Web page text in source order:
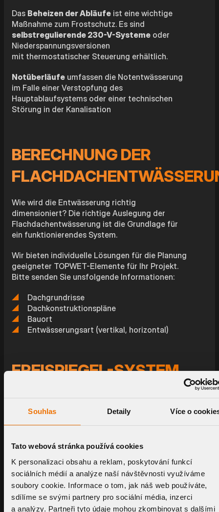
Souhlas Detaily Více o
Tato webová stránka používá cookies
K personalizaci obsahu a reklam, poskytování funkcí
sociálních médií a analýze naší návštěvnosti využíváme
soubory cookie. Informace o tom, jak náš web používáte,
sdílíme se svými partnery pro sociální média, inzerci
a analýzy. Partneři tyto údaje mohou zkombinovat s dalšími
Das Beheizen der Abläufe ist eine wichtige
Maßnahme zum Frostschutz. Es sind
selbstregulierende 230-V-Systeme oder
Niederspannungsversionen
mit thermostatischer Steuerung erhältlich.
Notüberläufe umfassen die Notentwässerung
im Falle einer Verstopfung des
Hauptablaufsystems oder einer technischen
Störung in der Kanalisation
BERECHNUNG DER
Wie wird die Entwässerung richtig
dimensioniert? Die richtige Auslegung der
Flachdachentwässerung ist die Grundlage für
ein funktionierendes System.
Wir bieten individuelle Lösungen für die Planung
geeigneter TOPWET-Elemente für Ihr Projekt.
Bitte senden Sie unsfolgende Informationen:
Dachgrundrisse
Dachkonstruktionspläne
Bauort
Entwässerungsart (vertikal, horizontal)
FREISPIEGEL-SYSTEM
DACHENTWÄSSERUNG
FREISPIEGEL-SYSTEM:
BEWÄHRTE LÖSUNGEN
Das Freispiegel system nutzt das Rohrgefälle
und die Schwerkraft. Es ist für kleinere Objekte
bis zu 1.000 m² geeignet und zeichnet sich